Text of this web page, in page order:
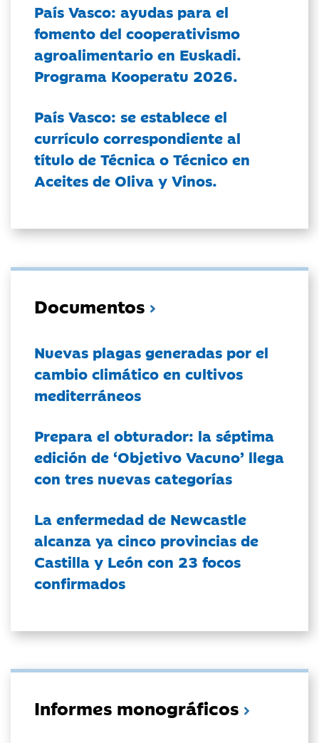
País Vasco: ayudas para el
fomento del cooperativismo
agroalimentario en Euskadi.
Programa Kooperatu 2026.
País Vasco: se establece el
currículo correspondiente al
título de Técnica o Técnico en
Aceites de Oliva y Vinos.
Documentos
Nuevas plagas generadas por el
cambio climático en cultivos
mediterráneos
Prepara el obturador: la séptima
edición de ‘Objetivo Vacuno’ llega
con tres nuevas categorías
La enfermedad de Newcastle
alcanza ya cinco provincias de
Castilla y León con 23 focos
confirmados
Informes monográficos